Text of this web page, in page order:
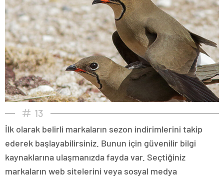
13
İlk olarak belirli markaların sezon indirimlerini takip
ederek başlayabilirsiniz. Bunun için güvenilir bilgi
kaynaklarına ulaşmanızda fayda var. Seçtiğiniz
markaların web sitelerini veya sosyal medya